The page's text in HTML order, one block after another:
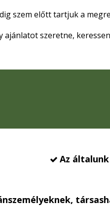
szem előtt tartjuk a
ajánlatot szeretne,
 Az